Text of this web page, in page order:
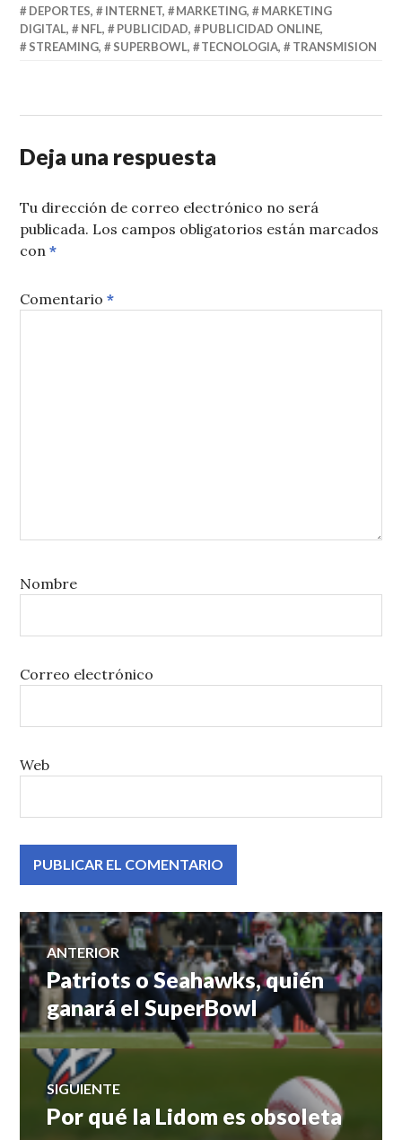
DEPORTES, INTERNET, MARKETING,
MARKETING
DIGITAL, NFL, PUBLICIDAD, PUBLICIDAD ONLINE,
STREAMING, SUPERBOWL, TECNOLOGIA, TRANSMISION
Deja una respuesta
Tu dirección de correo electrónico no será
publicada. Los campos obligatorios están marcados
con*
Comentario*
Nombre
Correo electrónico
Web
Navegación
de
entradas
ANTERIOR
Entrada
anterior:
Patriots o Seahawks, quién
ganará el SuperBowl
SIGUIENTE
Entrada
siguiente:
Por qué la Lidom es obsoleta